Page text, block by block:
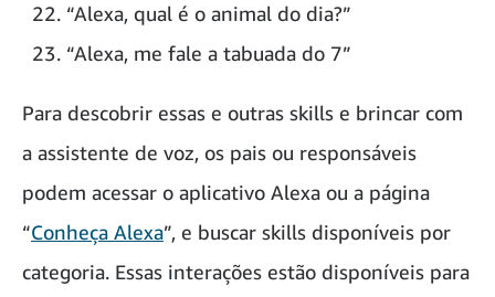
“Alexa, qual é o animal do dia?”
“Alexa, me fale a tabuada do 7”
Para descobrir essas e outras skills e brincar com
a assistente de voz, os pais ou responsáveis
podem acessar o aplicativo Alexa ou a página
“Conheça Alexa”, e buscar skills disponíveis por
categoria. Essas interações estão disponíveis para